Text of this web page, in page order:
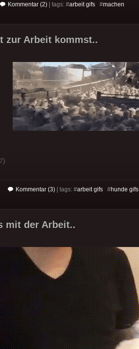
Kommentar (2) | tags: #arbeit gifs #machen
zur Arbeit kommst..
)
Kommentar (3) | tags: #arbeit gifs #hunde gifs
mit der Arbeit..